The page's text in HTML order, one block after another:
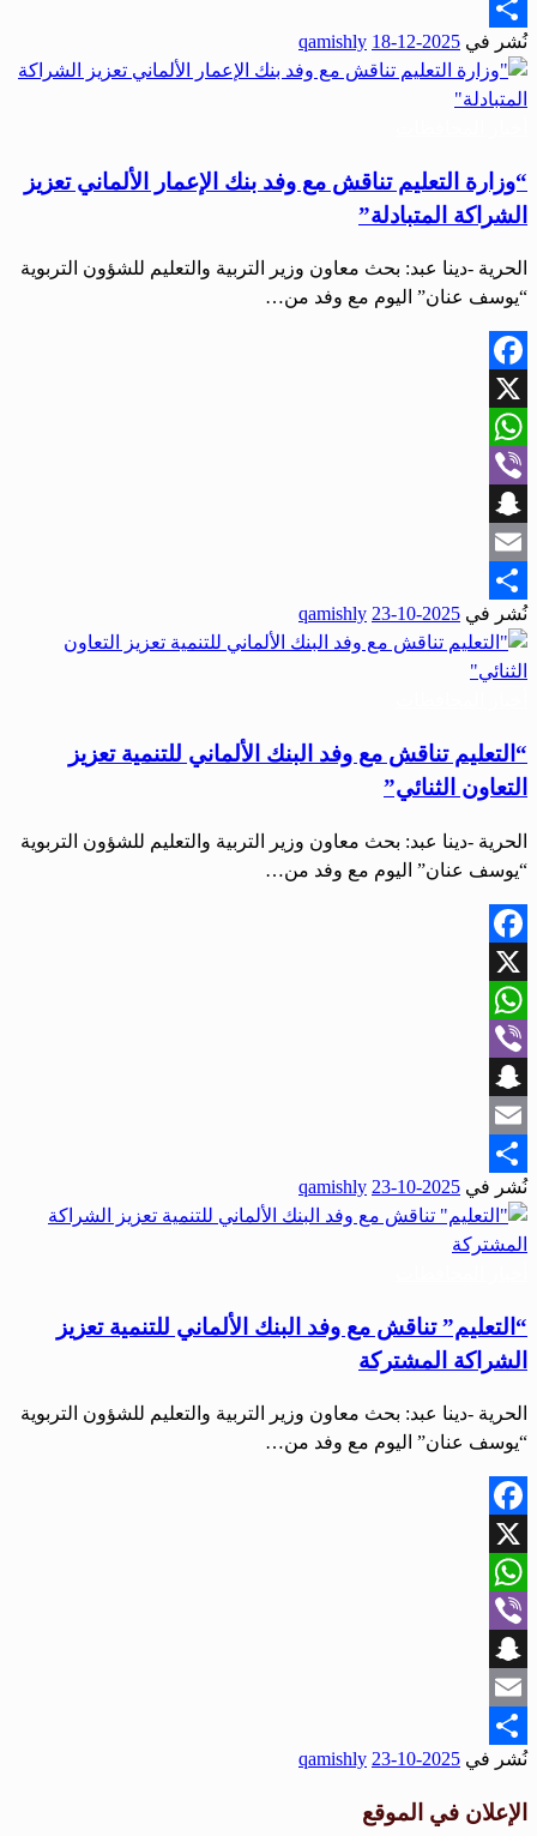
Email
Share
نُشر في 2025-12-18
qamishly
“وزارة التعليم تناقش مع وفد بنك الإعمار الألماني تعزيز
الشراكة المتبادلة”
الحرية -دينا عبد: بحث معاون وزير التربية والتعليم للشؤون التربوية
“يوسف عنان” اليوم مع وفد من…
Facebook
X
WhatsApp
Viber
Snapchat
Email
Share
نُشر في 2025-10-23
qamishly
“التعليم تناقش مع وفد البنك الألماني للتنمية تعزيز
التعاون الثنائي”
الحرية -دينا عبد: بحث معاون وزير التربية والتعليم للشؤون التربوية
“يوسف عنان” اليوم مع وفد من…
Facebook
X
WhatsApp
Viber
Snapchat
Email
Share
نُشر في 2025-10-23
qamishly
“التعليم” تناقش مع وفد البنك الألماني للتنمية تعزيز
الشراكة المشتركة
الحرية -دينا عبد: بحث معاون وزير التربية والتعليم للشؤون التربوية
“يوسف عنان” اليوم مع وفد من…
Facebook
X
WhatsApp
Viber
Snapchat
Email
Share
نُشر في 2025-10-23
qamishly
الإعلان في الموقع